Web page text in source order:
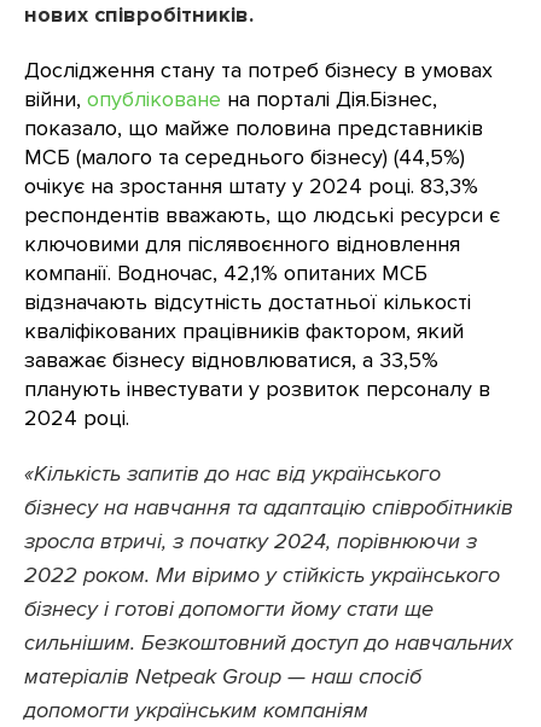
нових співробітників.
Дослідження стану та потреб бізнесу в умовах
війни, опубліковане на порталі Дія.Бізнес,
показало, що майже половина представників
МСБ (малого та середнього бізнесу) (44,5%)
очікує на зростання штату у 2024 році. 83,3%
респондентів вважають, що людські ресурси є
ключовими для післявоєнного відновлення
компанії. Водночас, 42,1% опитаних МСБ
відзначають відсутність достатньої кількості
кваліфікованих працівників фактором, який
заважає бізнесу відновлюватися, а 33,5%
планують інвестувати у розвиток персоналу в
2024 році.
«Кількість запитів до нас від українського
бізнесу на навчання та адаптацію співробітників
зросла втричі, з початку 2024, порівнюючи з
2022 роком. Ми віримо у стійкість українського
бізнесу і готові допомогти йому стати ще
сильнішим. Безкоштовний доступ до навчальних
матеріалів Netpeak Group — наш спосіб
допомогти українським компаніям